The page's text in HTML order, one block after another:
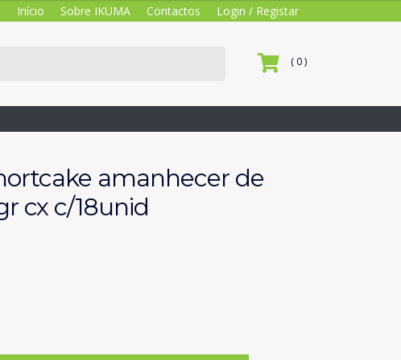
Início Sobre IKUMA Contactos Login / Registar
( 0 )
amanhecer de
cx c/18unid